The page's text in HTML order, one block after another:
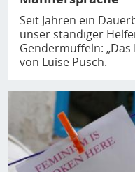
Seit Jahren ein
unser ständiger
Gendermuffeln:
von Luise Pusch.
Bild